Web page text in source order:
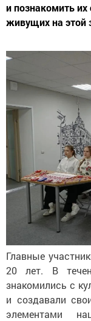
и познакомить их
живущих на этой
Главные
20 лет. В
знакомились с
и создавали
элементами